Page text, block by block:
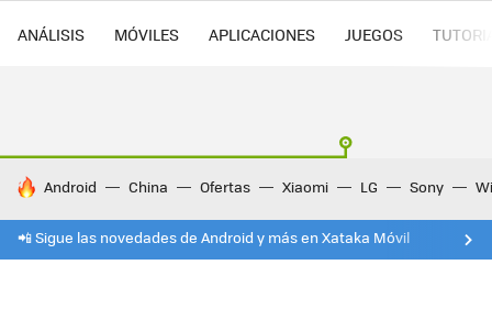
ANÁLISIS MÓVILES APLICACIONES JUEGOS
HOY SE HABLA DE
Android China Ofertas Xiaomi LG Sony
📲 Sigue las novedades de Android y más en Xataka Móvil